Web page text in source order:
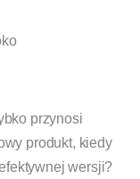
przynosi
produkt, kiedy
wersji?